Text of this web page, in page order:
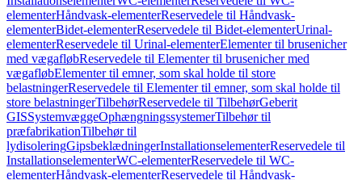
elementerHåndvask-elementerReservedele til Håndvask-
elementerBidet-elementerReservedele til Bidet-elementerUrinal-
elementerReservedele til Urinal-elementerElementer til brusenicher
med vægafløbReservedele til Elementer til brusenicher med
vægafløbElementer til emner, som skal holde til store
belastningerReservedele til Elementer til emner, som skal holde til
store belastningerTilbehørReservedele til TilbehørGeberit
GISSystemvæggeOphængningssystemerTilbehør til
præfabrikationTilbehør til
lydisoleringGipsbeklædningerInstallationselementerReservedele til
InstallationselementerWC-elementerReservedele til WC-
elementerHåndvask-elementerReservedele til Håndvask-